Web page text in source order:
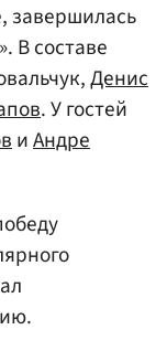
завершилась
В составе
Денис
. У гостей
иАндре